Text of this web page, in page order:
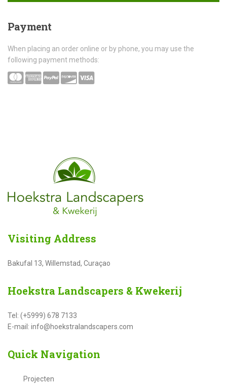
Payment
When placing an order online or by phone, you may use the
following payment methods:
Visiting Address
Bakufal 13, Willemstad, Curaçao
Hoekstra Landscapers & Kwekerij
Tel: (+5999) 678 7133
E-mail: info@hoekstralandscapers.com
Quick Navigation
Projecten